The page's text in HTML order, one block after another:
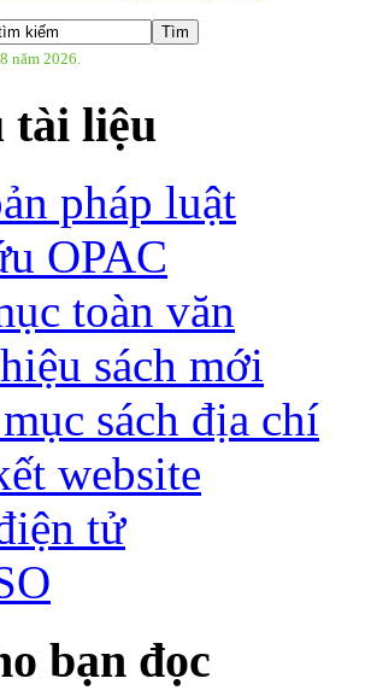
năm 2026.
tài liệu
pháp luật
OPAC
toàn văn
sách mới
sách địa chí
website
tử
bạn đọc